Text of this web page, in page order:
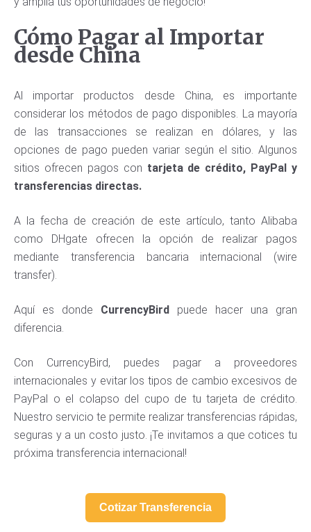
Cómo Pagar al Importar
desde China
Al importar productos desde China, es importante
considerar los métodos de pago disponibles. La mayoría
de las transacciones se realizan en dólares, y las
opciones de pago pueden variar según el sitio. Algunos
sitios ofrecen pagos con tarjeta de crédito, PayPal y
transferencias directas.
A la fecha de creación de este artículo, tanto Alibaba
como DHgate ofrecen la opción de realizar pagos
mediante transferencia bancaria internacional (wire
transfer).
Aquí es donde CurrencyBird
puede hacer una gran
diferencia.
Con CurrencyBird, puedes pagar a proveedores
internacionales y evitar los tipos de cambio excesivos de
PayPal o el colapso del cupo de tu tarjeta de crédito.
Nuestro servicio te permite realizar transferencias rápidas,
seguras y a un costo justo. ¡Te invitamos a que cotices tu
próxima transferencia internacional!
Cotizar Transferencia